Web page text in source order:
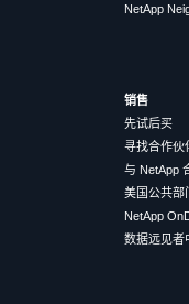
NetApp
销售
先试后买
寻找合作伙
与 NetApp
美国公共部
NetApp
数据远见者